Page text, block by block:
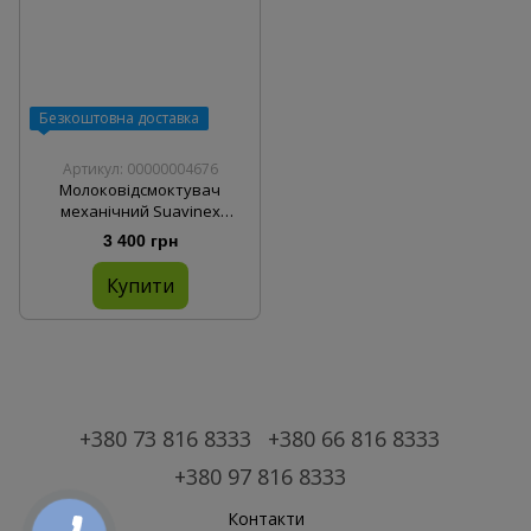
Безкоштовна доставка
Артикул: 00000004676
Молоковідсмоктувач
механічний Suavinex
"ZERO.ZERO"
3 400 грн
Купити
+380 73 816 8333
+380 66 816 8333
+380 97 816 8333
Контакти